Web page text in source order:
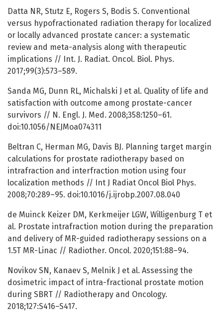
Datta NR, Stutz E, Rogers S, Bodis S. Conventional
versus hypofractionated radiation therapy for localized
or locally advanced prostate cancer: a systematic
review and meta-analysis along with therapeutic
implications // Int. J. Radiat. Oncol. Biol. Phys.
2017;99(3):573–589.
Sanda MG, Dunn RL, Michalski J et al. Quality of life and
satisfaction with outcome among prostate-cancer
survivors // N. Engl. J. Med. 2008;358:1250–61.
doi:10.1056/NEJMoa074311
Beltran C, Herman MG, Davis BJ. Planning target margin
calculations for prostate radiotherapy based on
intrafraction and interfraction motion using four
localization methods // Int J Radiat Oncol Biol Phys.
2008;70:289–95. doi:10.1016/j.ijrobp.2007.08.040
de Muinck Keizer DM, Kerkmeijer LGW, Willigenburg T et
al. Prostate intrafraction motion during the preparation
and delivery of MR-guided radiotherapy sessions on a
1.5T MR-Linac // Radiother. Oncol. 2020;151:88–94.
Novikov SN, Kanaev S, Melnik J et al. Assessing the
dosimetric impact of intra-fractional prostate motion
during SBRT // Radiotherapy and Oncology.
2018;127:S416–S417.